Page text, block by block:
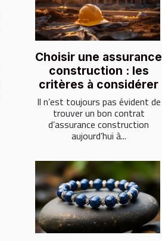
Choisir une assurance
construction : les
critères à considérer
Il n’est toujours pas évident de
trouver un bon contrat
d’assurance construction
aujourd’hui à...